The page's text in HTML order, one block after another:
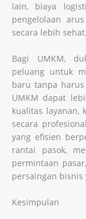
lain, biaya
pengelolaan
secara lebih sehat.
Bagi UMKM,
peluang untuk
baru tanpa
UMKM dapat
kualitas layanan,
secara
yang efisien
rantai pasok,
permintaan
persaingan bisnis
Kesimpulan